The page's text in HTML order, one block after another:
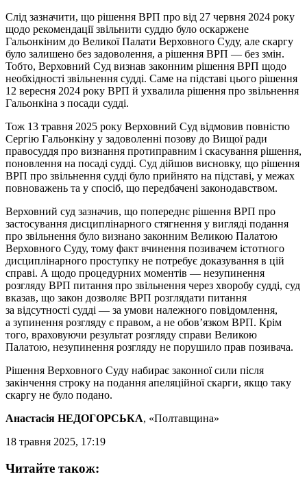
Слід зазначити, що рішення ВРП про від 27 червня 2024 року
щодо рекомендації звільнити суддю було оскаржене
Гальонкіним до Великої Палати Верховного Суду, але скаргу
було залишено без задоволення, а рішення ВРП — без змін.
Тобто, Верховний Суд визнав законним рішення ВРП щодо
необхідності звільнення судді. Саме на підставі цього рішення
12 вересня 2024 року ВРП й ухвалила рішення про звільнення
Гальонкіна з посади судді.
Тож 13 травня 2025 року Верховний Суд відмовив повністю
Сергію Гальонкіну у задоволенні позову до Вищої ради
правосуддя про визнання протиправним і скасування рішення,
поновлення на посаді судді. Суд дійшов висновку, що рішення
ВРП про звільнення судді було прийнято на підставі, у межах
повноважень та у спосіб, що передбачені законодавством.
Верховний суд зазначив, що попереднє рішення ВРП про
застосування дисциплінарного стягнення у вигляді подання
про звільнення було визнано законним Великою Палатою
Верховного Суду, тому факт вчинення позивачем істотного
дисциплінарного проступку не потребує доказування в цій
справі. А щодо процедурних моментів — незупинення
розгляду ВРП питання про звільнення через хворобу судді, суд
вказав, що закон дозволяє ВРП розглядати питання
за відсутності судді — за умови належного повідомлення,
а зупинення розгляду є правом, а не обов’язком ВРП. Крім
того, враховуючи результат розгляду справи Великою
Палатою, незупинення розгляду не порушило прав позивача.
Рішення Верховного Суду набирає законної сили після
закінчення строку на подання апеляційної скарги, якщо таку
скаргу не було подано.
Анастасія НЕДОГОРСЬКА, «Полтавщина»
18 травня 2025, 17:19
Читайте також: